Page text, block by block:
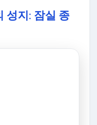
성지: 잠실 종